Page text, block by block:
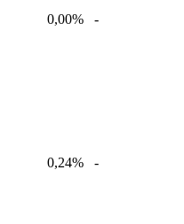
0,00% -
0,24% -